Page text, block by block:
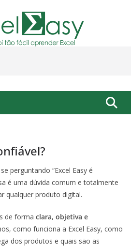
perguntando “Excel Easy é
é uma dúvida comum e totalmente
qualquer produto digital.
de forma clara, objetiva e
como funciona a Excel Easy, como
dos produtos e quais são as